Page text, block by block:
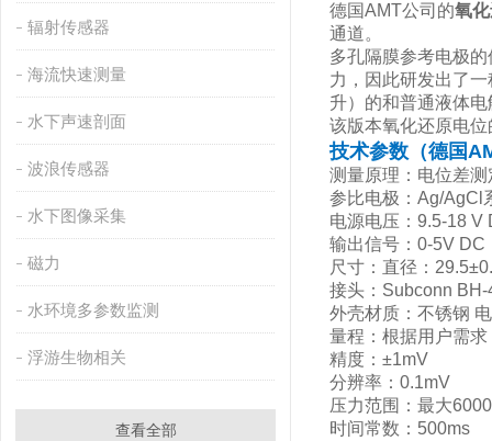
辐射传感器
海流快速测量
水下声速剖面
波浪传感器
水下图像采集
磁力
水环境多参数监测
浮游生物相关
查看全部
德国AMT公司的氧
通道。
多孔隔膜参考电极
力，因此研发出了
升）的和普通液体电
该版本氧化还原电
技术参数 （德国
测量原理：电位差
参比电极：Ag/AgCl
电源电压：9.5-18 V
输出信号：0-5V
尺寸：直径：
接头：Subconn BH-
外壳材质：不锈钢
量程：根据用户需
精度：±1mV
分辨率：0.1mV
压力范围：最大
时间常数：500ms